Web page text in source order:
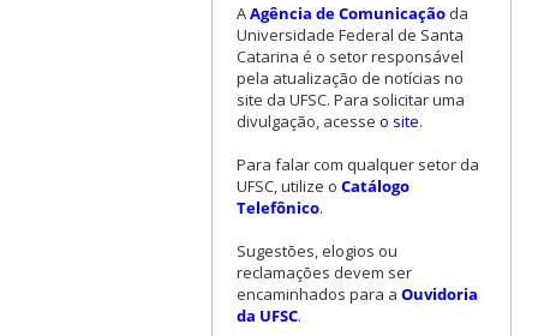
AAgência de Comunicaçãoda
Universidade Federal de Santa
Catarina é o setor responsável
pela atualização de notícias no
site da UFSC. Para solicitar uma
divulgação, acesse o site.
Para falar com qualquer setor da
UFSC, utilize o Catálogo
Telefônico.
Sugestões, elogios ou
reclamações devem ser
encaminhados para a Ouvidoria
da UFSC.